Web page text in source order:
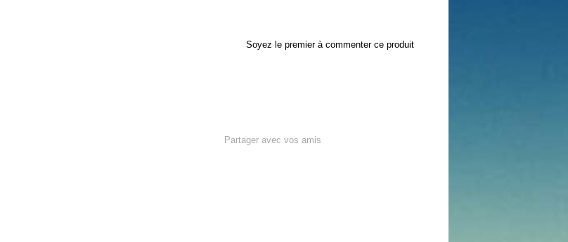
Soyez le premier à commenter ce produit
Partager avec vos amis